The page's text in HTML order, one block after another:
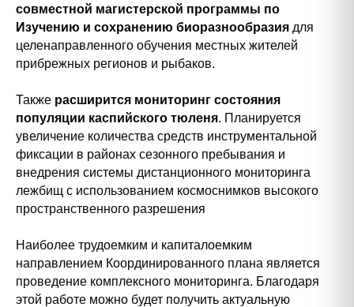
совместной магистерской программы по
Изучению и сохранению биоразнообразия для
целенаправленного обучения местных жителей
прибрежных регионов и рыбаков.
Также расширится мониторинг состояния
популяции каспийского тюленя. Планируется
увеличение количества средств инструментальной
фиксации в районах сезонного пребывания и
внедрения системы дистанционного мониторинга
лежбищ с использованием космоснимков высокого
пространственного разрешения
Наиболее трудоемким и капиталоемким
направлением Координированного плана является
проведение комплексного мониторинга. Благодаря
этой работе можно будет получить актуальную